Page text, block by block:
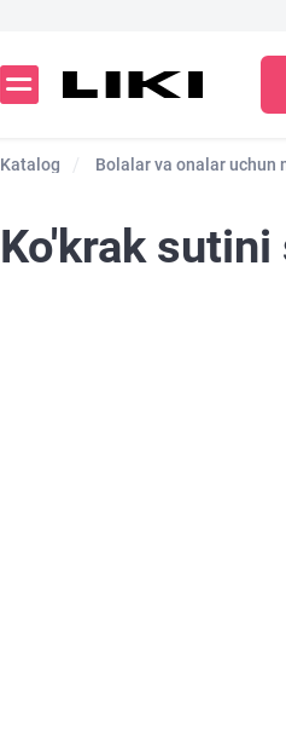
Katalog Bolalar va onalar uchun
Ko'krak